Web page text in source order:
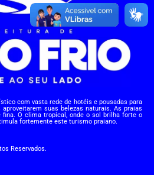
com vasta rede de hotéis e pousadas para
suas belezas naturais. As praias
fina. O clima tropical, onde o sol brilha forte o
fortemente este turismo praiano.
Reservados.